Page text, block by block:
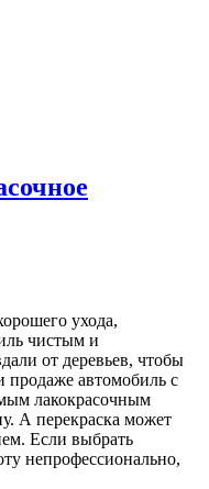
ухода,
чистым и
от деревьев, чтобы
продаже автомобиль с
лакокрасочным
А перекраска может
Если выбрать
непрофессионально,